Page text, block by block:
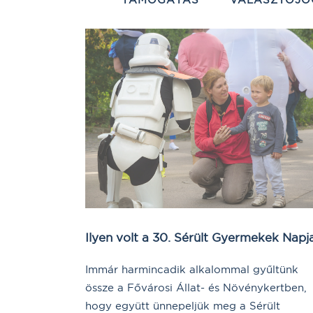
Ilyen volt a 30. Sérült Gyermekek
Immár harmincadik alkalommal gyűltünk
össze a Fővárosi Állat- és Növénykertben,
hogy együtt ünnepeljük meg a Sérült